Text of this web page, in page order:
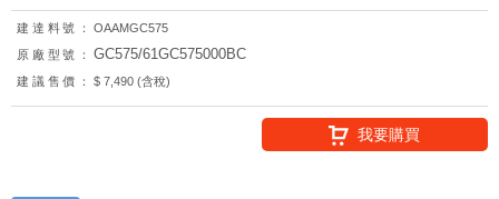
建達料號：
OAAMGC575
原廠型號：
GC575/61GC575000BC
建議售價： $ 7,490 (含稅)
我要購買